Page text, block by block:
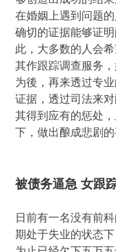
在婚姻上遇到问题
确切的证据能够证
此，大多数的人会
其作跟踪调查服务
为後，再来透过专
证据，透过司法来
其得到应有的惩处
下，做出酿成悲剧的
被债务逼急 女跟
日前有一名没有前
期处于失业的状态